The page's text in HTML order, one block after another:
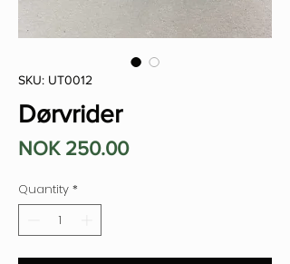
SKU: UT0012
Dørvrider
NOK 250.00Price
Quantity *